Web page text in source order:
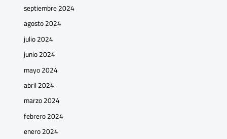
septiembre 2024
agosto 2024
julio 2024
junio 2024
mayo 2024
abril 2024
marzo 2024
febrero 2024
enero 2024